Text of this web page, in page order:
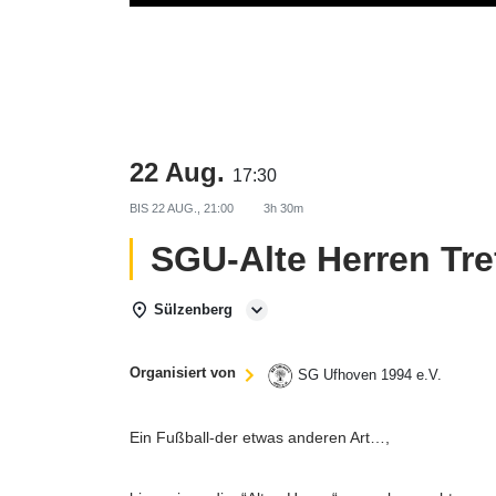
22 Aug. 17:30
BIS 22 AUG., 21:00 3h 30m
SGU-Alte Herren
Sülzenberg
Organisiert von SG Ufhoven 1994 e.V.
Ein Fußball-der etwas anderen Art…,